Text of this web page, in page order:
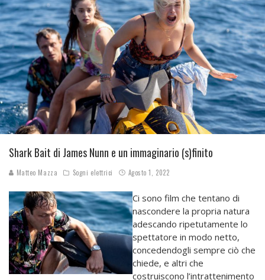
Shark Bait di James Nunn e un immaginario (s)finito
Matteo Mazza Sogni elettrici Agosto 1, 2022
Ci sono film che tentano di
nascondere la propria natura
adescando ripetutamente lo
spettatore in modo netto,
concedendogli sempre ciò che
chiede, e altri che
costruiscono l’intrattenimento